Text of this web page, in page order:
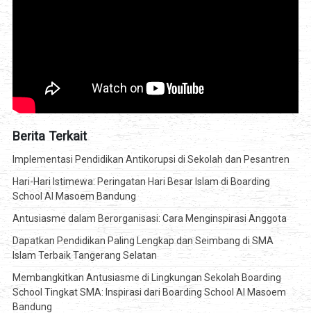
Berita Terkait
Implementasi Pendidikan Antikorupsi di Sekolah dan Pesantren
Hari-Hari Istimewa: Peringatan Hari Besar Islam di Boarding
School Al Masoem Bandung
Antusiasme dalam Berorganisasi: Cara Menginspirasi Anggota
Dapatkan Pendidikan Paling Lengkap dan Seimbang di SMA
Islam Terbaik Tangerang Selatan
Membangkitkan Antusiasme di Lingkungan Sekolah Boarding
School Tingkat SMA: Inspirasi dari Boarding School Al Masoem
Bandung